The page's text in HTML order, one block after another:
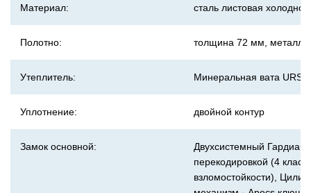
Материал: сталь листовая
Полотно: толщина 72 мм, металл
Утеплитель: Минеральная вата URSA
Уплотнение: двойной контур
Замок основной:
Двухсистемный Гардиан
перекодировкой (4 класс
взломостойкости),